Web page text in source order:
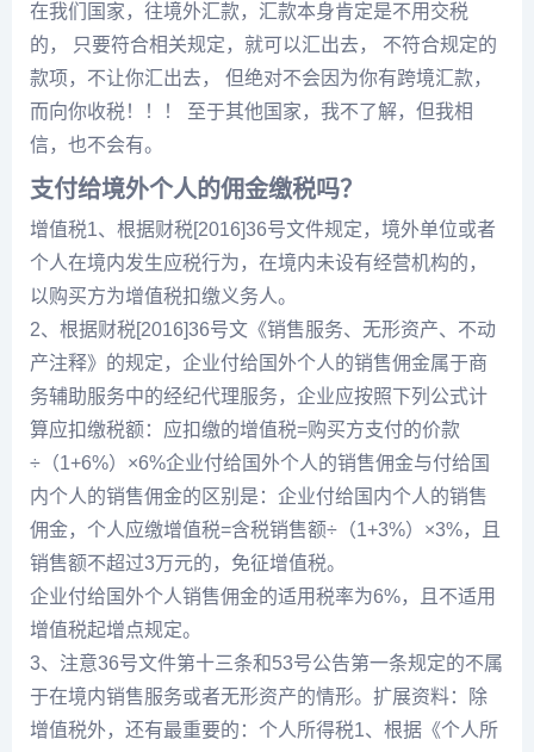
在我们国家，往境外汇款，汇款本身肯定是不用交税
的， 只要符合相关规定，就可以汇出去， 不符合规定的
款项，不让你汇出去， 但绝对不会因为你有跨境汇款，
而向你收税！！！ 至于其他国家，我不了解，但我相
信，也不会有。
支付给境外个人的佣金缴税吗？
增值税1、根据财税[2016]36号文件规定，境外单位或者
个人在境内发生应税行为，在境内未设有经营机构的，
以购买方为增值税扣缴义务人。
2、根据财税[2016]36号文《销售服务、无形资产、不动
产注释》的规定，企业付给国外个人的销售佣金属于商
务辅助服务中的经纪代理服务，企业应按照下列公式计
算应扣缴税额：应扣缴的增值税=购买方支付的价款
÷（1+6%）×6%企业付给国外个人的销售佣金与付给国
内个人的销售佣金的区别是：企业付给国内个人的销售
佣金，个人应缴增值税=含税销售额÷（1+3%）×3%，且
销售额不超过3万元的，免征增值税。
企业付给国外个人销售佣金的适用税率为6%，且不适用
增值税起增点规定。
3、注意36号文件第十三条和53号公告第一条规定的不属
于在境内销售服务或者无形资产的情形。扩展资料：除
增值税外，还有最重要的：个人所得税1、根据《个人所